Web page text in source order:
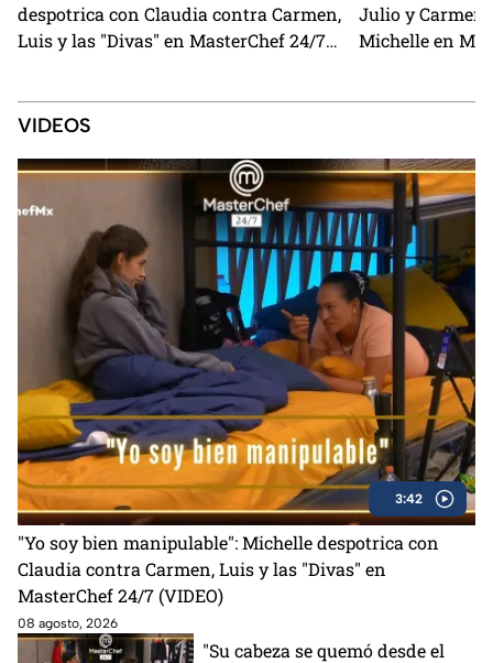
despotrica con Claudia contra Carmen,
Luis y las "Divas" en MasterChef 24/7
Julio y Carmen
Michelle en
VIDEOS
3:42
"Yo soy bien manipulable": Michelle despotrica con
Claudia contra Carmen, Luis y las "Divas" en
MasterChef 24/7 (VIDEO)
08 agosto, 2026
"Su cabeza se quemó desde el